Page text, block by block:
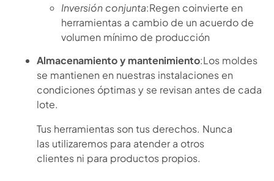
Inversión conjunta:Regen coinvierte en
herramientas a cambio de un acuerdo de
volumen mínimo de producción
Almacenamiento y mantenimiento:Los moldes
se mantienen en nuestras instalaciones en
condiciones óptimas y se revisan antes de cada
lote.
Tus herramientas son tus derechos. Nunca
las utilizaremos para atender a otros
clientes ni para productos propios.